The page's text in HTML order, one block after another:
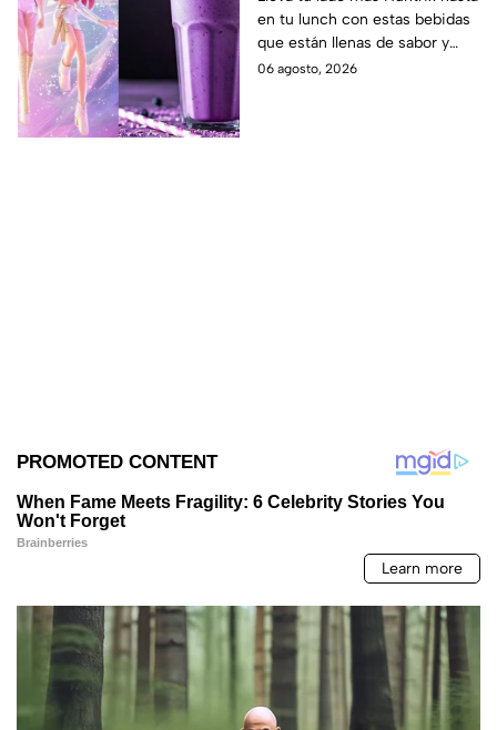
para llevar a la escuela
este regreso a clases
2026; son saludables y
en tu lunch con estas bebidas
que están llenas de sabor y
frescura.
06 agosto, 2026